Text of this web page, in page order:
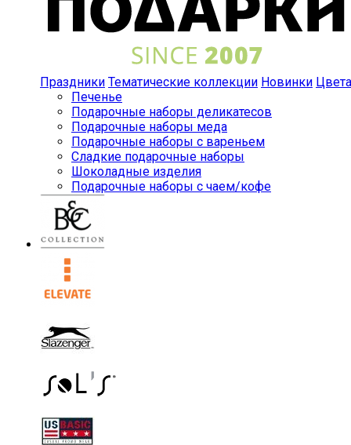
Праздники Тематические коллекции Новинки Цвета
Печенье
Подарочные наборы деликатесов
Подарочные наборы меда
Подарочные наборы с вареньем
Сладкие подарочные наборы
Шоколадные изделия
Подарочные наборы с чаем/кофе